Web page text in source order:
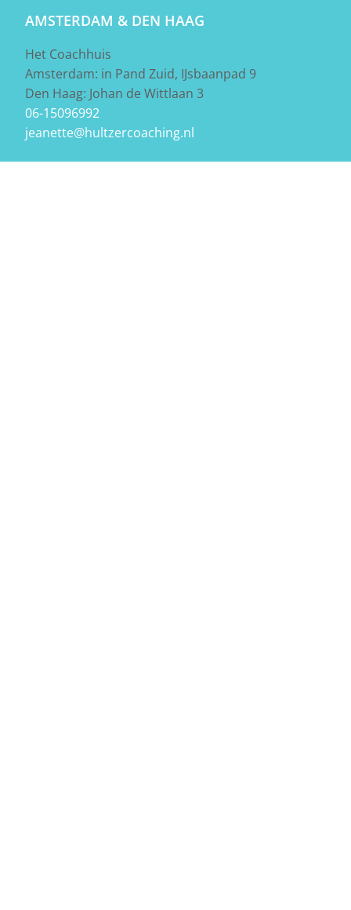
AMSTERDAM & DEN HAAG
Het Coachhuis
Amsterdam: in Pand Zuid, IJsbaanpad 9
Den Haag: Johan de Wittlaan 3
06-15096992
jeanette@hultzercoaching.nl